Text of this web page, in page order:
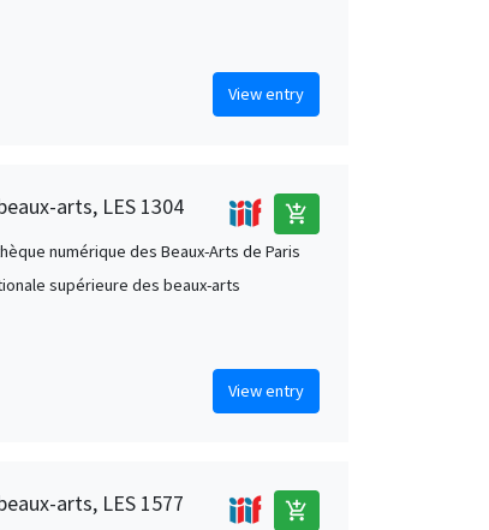
View entry
arts, LES 1304 add_shopping_cart
numérique des Beaux-Arts de Paris
supérieure des beaux-arts
View entry
arts, LES 1577 add_shopping_cart